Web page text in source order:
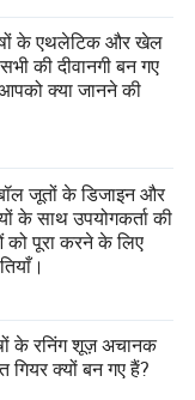
के एथलेटिक और खेल
की दीवानगी बन गए
क्या जानने की
जूतों के डिजाइन और
के साथ उपयोगकर्ता की
पूरा करने के लिए
के रनिंग शूज़ अचानक
गियर क्यों बन गए हैं?